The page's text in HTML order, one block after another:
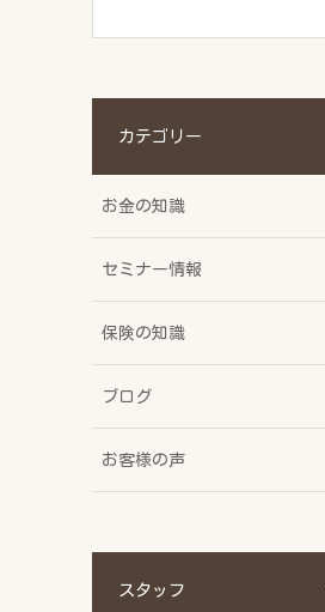
カテゴリー
お金の知識
セミナー情報
保険の知識
ブログ
お客様の声
スタッフ